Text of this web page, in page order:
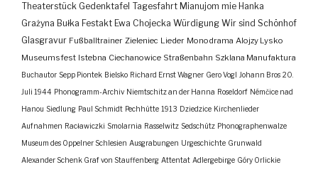
Theaterstück Gedenktafel Tagesfahrt Mianujom mie Hanka
Grażyna Bułka Festakt Ewa Chojecka Würdigung Wir sind Schönhof
Glasgravur Fußballtrainer Zieleniec Lieder Monodrama Alojzy Lysko
Museumsfest Istebna Ciechanowice Straßenbahn Szklana Manufaktura
Buchautor Sepp Piontek Bielsko Richard Ernst Wagner Gero Vogl Johann Bros 20.
Juli 1944 Phonogramm-Archiv Niemtschitz an der Hanna Roseldorf Némčice nad
Hanou Siedlung Paul Schmidt Pechhütte 1913 Dziedzice Kirchenlieder
Aufnahmen Racławiczki Smolarnia Rasselwitz Sedschütz Phonographenwalze
Museum des Oppelner Schlesien Ausgrabungen Urgeschichte Grunwald
Alexander Schenk Graf von Stauffenberg Attentat Adlergebirge Góry Orlickie